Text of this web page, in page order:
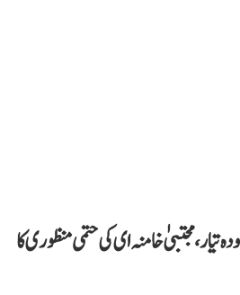
مجتبیٰ خامنہ ای کی حتمی منظوری کا